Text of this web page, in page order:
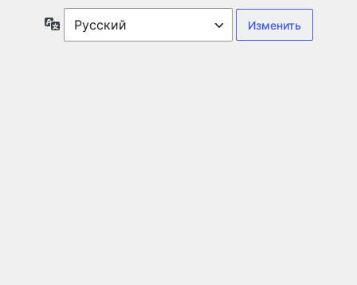
Язык